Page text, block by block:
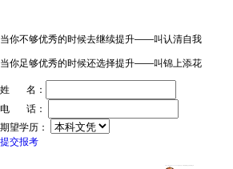
当你不够优秀的时候去继续提升——叫认清自我
当你足够优秀的时候还选择提升——叫锦上添花
姓 名：
电 话：
期望学历：
提交报考